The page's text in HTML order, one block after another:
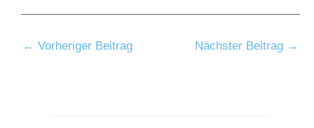
← Vorheriger Beitrag Nächster Beitrag →